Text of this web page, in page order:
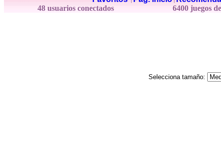
48 usuarios conectados
6400 juegos
Selecciona tamaño: